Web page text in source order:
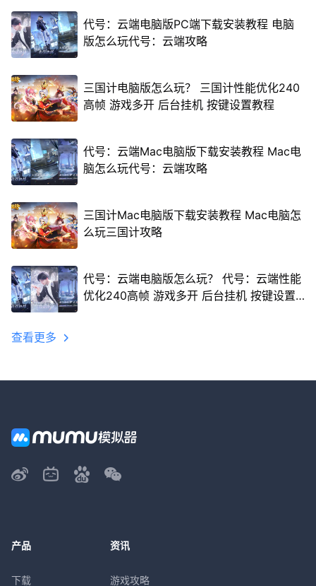
代号：云端电脑版PC端下载安装教程 电脑
版怎么玩代号：云端攻略
三国计电脑版怎么玩？ 三国计性能优化240
高帧 游戏多开 后台挂机 按键设置教程
代号：云端Mac电脑版下载安装教程 Mac电
脑怎么玩代号：云端攻略
三国计Mac电脑版下载安装教程 Mac电脑怎
么玩三国计攻略
代号：云端电脑版怎么玩？ 代号：云端性能
优化240高帧 游戏多开 后台挂机 按键设置
查看更多
产品
下载
资讯
游戏攻略